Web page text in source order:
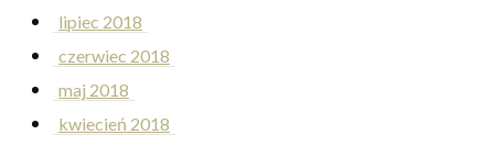
lipiec 2018
czerwiec 2018
maj 2018
kwiecień 2018